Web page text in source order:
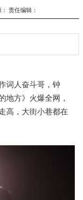
责任编辑：
词人奋斗哥，钟
地方》火爆全网，
高，大街小巷都在